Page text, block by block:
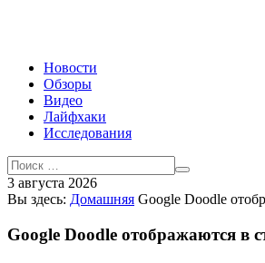
Новости
Обзоры
Видео
Лайфхаки
Исследования
3 августа 2026
Вы здесь: Домашняя Google Doodle
Google Doodle отображаются в